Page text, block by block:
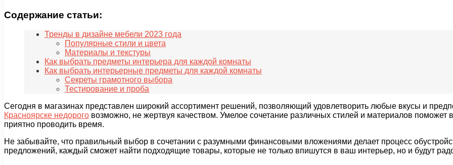
Содержание статьи:
Тренды в дизайне мебели 2023 года
Популярные стили и цвета
Материалы и текстуры
Как выбрать предметы интерьера для каждой комнаты
Как выбрать интерьерные предметы для каждой комнаты
Секреты грамотного выбора
Тестирование и проба
Сегодня в магазинах представлен широкий ассортимент решений, позволяющий удовлетворить любые вкусы и
Красноярске недорого возможно, не жертвуя качеством. Умелое сочетание различных стилей и материалов поможет
приятно проводить время.
Не забывайте, что правильный выбор в сочетании с разумными финансовыми вложениями делает процесс
предложений, каждый сможет найти подходящие товары, которые не только впишутся в ваш интерьер, но и будут